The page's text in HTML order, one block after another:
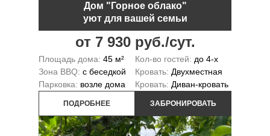
Дом "Горное облако"
уют для вашей семьи
от 7 930 руб./сут.
Площадь дома: 45 м²
Зона BBQ: с беседкой
Парковка: возле дома
Кол-во гостей: до 4-х
Кровать: Двухместная
Кровать: Диван-кровать
ПОДРОБНЕЕ ЗАБРОНИРОВАТЬ